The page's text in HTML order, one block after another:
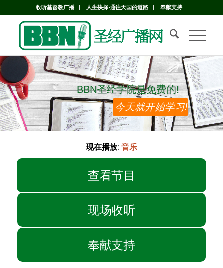
收听基督教广播 人生抉择-通往天国的道路 奉献支持
BBN圣经学院是免费的!
BBN圣经学院是免费的!
今天就开始学习!
现在播放: 音乐
查看节目
现场收听
奉献支持